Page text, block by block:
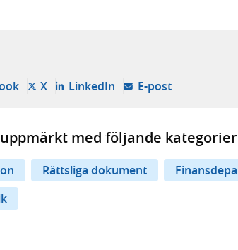
- öppnas i ny flik, extern webbplats,
X- öppnas i ny flik, extern webbplats,
LinkedIn- öppnas i ny flik,
E-post- öppnar din
med följande kategorier
Rättsliga dokument